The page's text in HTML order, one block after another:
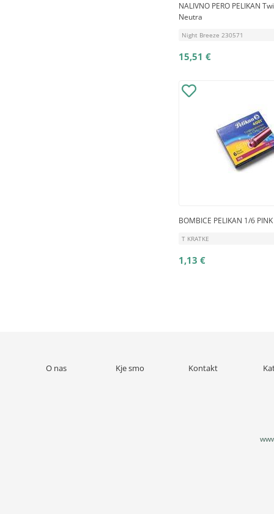
NALIVNO PERO PELIKAN
Neutra
Night Breeze 230571
15,51 €
BOMBICE PELIKAN 1/6
T KRATKE
1,13 €
O nas Kje smo Kontakt